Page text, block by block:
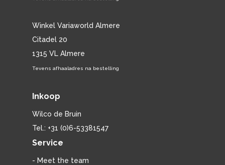
Winkel Variaworld Almere
Citadel 20
1315 VL Almere
Tevens afhaaladres na bestelling
Inkoop
Wilco de Bruin
Tel.: +31 (0)6-53381547
Service
- Meet the team